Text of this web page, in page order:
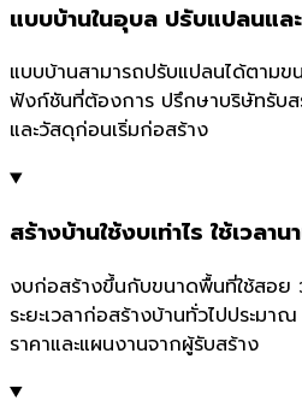
แบบบ้านในอุบล ปรับแปลนแล
แบบบ้านสามารถปรับแปลนได้ตาม
ฟังก์ชันที่ต้องการ ปรึกษาบริษัทรับ
และวัสดุก่อนเริ่มก่อสร้าง
สร้างบ้านใช้งบเท่าไร ใช้เวลาน
งบก่อสร้างขึ้นกับขนาดพื้นที่ใช้สอย
ระยะเวลาก่อสร้างบ้านทั่วไปประมา
ราคาและแผนงานจากผู้รับสร้าง